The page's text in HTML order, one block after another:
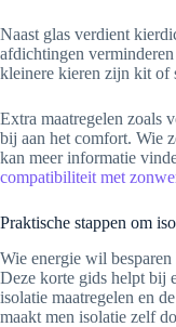
Naast glas verdient
afdichtingen
kleinere kieren zijn kit of
Extra maatregelen zoals
bij aan het comfort. Wie
kan meer informatie
compatibiliteit met
Praktische stappen om
Wie energie wil
Deze korte gids helpt bij
isolatie maatregelen en
maakt men isolatie zelf